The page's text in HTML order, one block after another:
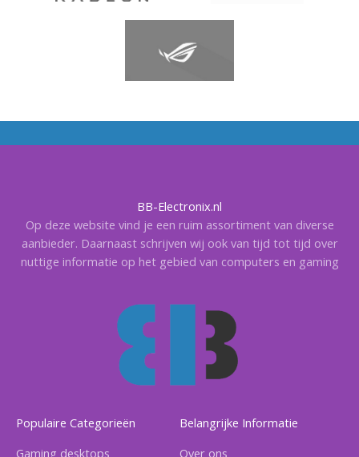
BB-Electronix.nl
Op deze website vind je een ruim assortiment van diverse
aanbieder. Daarnaast schrijven wij ook van tijd tot tijd over
nuttige informatie op het gebied van computers en gaming
Populaire Categorieën
Gaming desktops
Belangrijke Informatie
Over ons